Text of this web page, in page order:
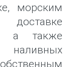
морским
а также
наливных